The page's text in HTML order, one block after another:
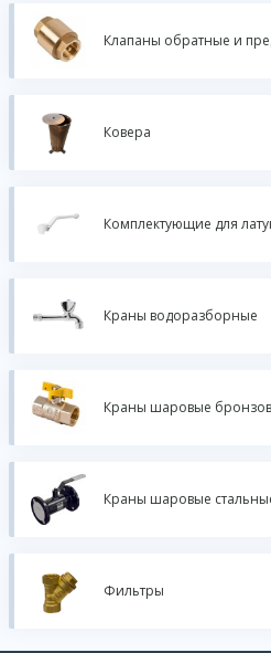
Клапаны обратные и
Ковера
Комплектующие для
Краны водоразборные
Краны шаровые
Краны шаровые
Фильтры